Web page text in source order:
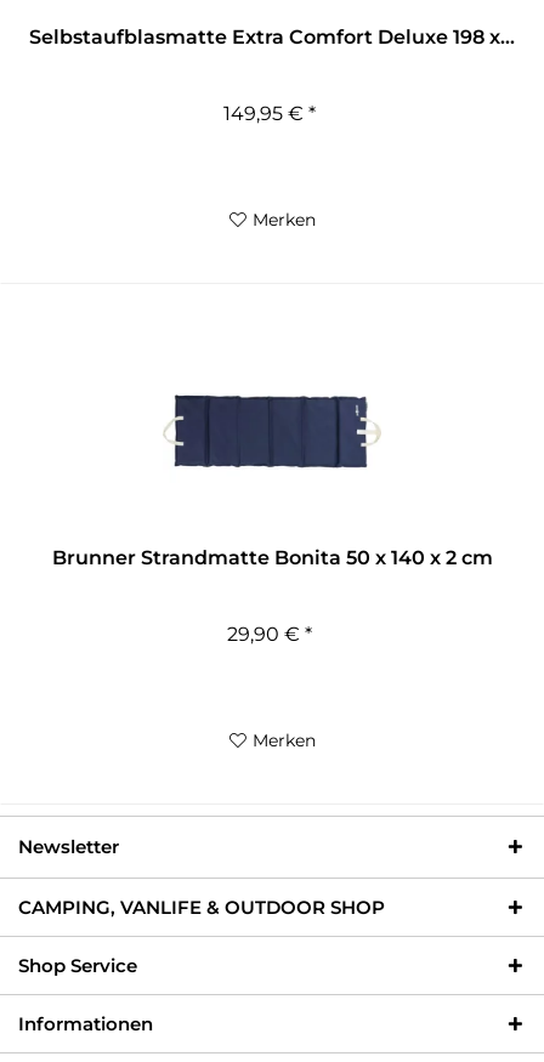
Selbstaufblasmatte Extra Comfort Deluxe 198 x...
149,95 € *
Merken
Brunner Strandmatte Bonita 50 x 140 x 2 cm
29,90 € *
Merken
Newsletter
CAMPING, VANLIFE & OUTDOOR SHOP
Shop Service
Informationen